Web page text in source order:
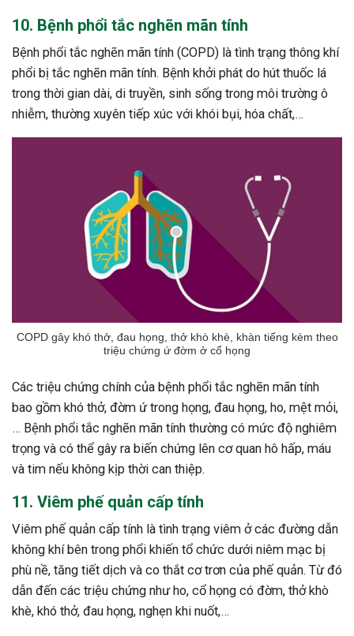
10. Bệnh phổi tắc nghẽn mãn tính
Bệnh phổi tắc nghẽn mãn tính (COPD) là tình trạng thông khí
phổi bị tắc nghẽn mãn tính. Bệnh khởi phát do hút thuốc lá
trong thời gian dài, di truyền, sinh sống trong môi trường ô
nhiễm, thường xuyên tiếp xúc với khói bụi, hóa chất,…
COPD gây khó thở, đau họng, thở khò khè, khàn tiếng kèm theo
triệu chứng ứ đờm ở cổ họng
Các triệu chứng chính của bệnh phổi tắc nghẽn mãn tính
bao gồm khó thở, đờm ứ trong họng, đau họng, ho, mệt mỏi,
… Bệnh phổi tắc nghẽn mãn tính thường có mức độ nghiêm
trọng và có thể gây ra biến chứng lên cơ quan hô hấp, máu
và tim nếu không kịp thời can thiệp.
11. Viêm phế quản cấp tính
Viêm phế quản cấp tính là tình trạng viêm ở các đường dẫn
không khí bên trong phổi khiến tổ chức dưới niêm mạc bị
phù nề, tăng tiết dịch và co thắt cơ trơn của phế quản. Từ đó
dẫn đến các triệu chứng như ho, cổ họng có đờm, thở khò
khè, khó thở, đau họng, nghẹn khi nuốt,…